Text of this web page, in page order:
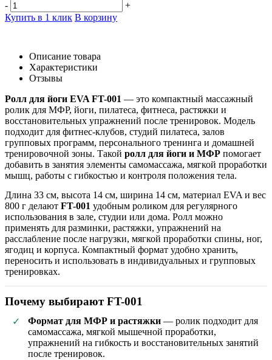
-
+
Купить в 1 клик В корзину
Описание товара
Характеристики
Отзывы
Ролл для йоги EVA FT-001 — это компактный массажный
ролик для МФР, йоги, пилатеса, фитнеса, растяжки и
восстановительных упражнений после тренировок. Модель
подходит для фитнес-клубов, студий пилатеса, залов
групповых программ, персонального тренинга и домашней
тренировочной зоны. Такой ролл для йоги и МФР помогает
добавить в занятия элементы самомассажа, мягкой проработки
мышц, работы с гибкостью и контроля положения тела.
Длина 33 см, высота 14 см, ширина 14 см, материал EVA и вес
800 г делают FT-001 удобным роликом для регулярного
использования в зале, студии или дома. Ролл можно
применять для разминки, растяжки, упражнений на
расслабление после нагрузки, мягкой проработки спины, ног,
ягодиц и корпуса. Компактный формат удобно хранить,
переносить и использовать в индивидуальных и групповых
тренировках.
Почему выбирают FT-001
✓ Формат для МФР и растяжки — ролик подходит для
самомассажа, мягкой мышечной проработки,
упражнений на гибкость и восстановительных занятий
после тренировок.